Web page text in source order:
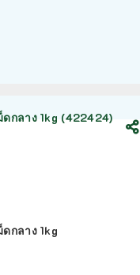
กลาง 1kg (422424)
กลาง 1kg